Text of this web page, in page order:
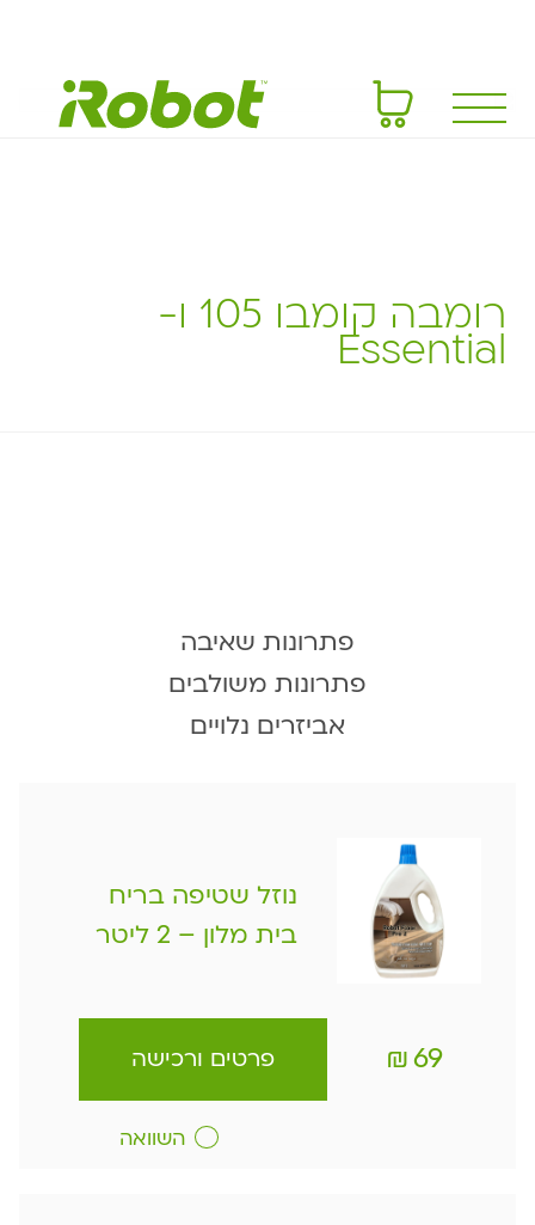
רומבה קומבו 105 ו-
Essential
פתרונות שאיבה
פתרונות משולבים
אביזרים נלויים
נוזל שטיפה בריח
בית מלון – 2 ליטר
₪69 פרטים ורכישה
השוואה